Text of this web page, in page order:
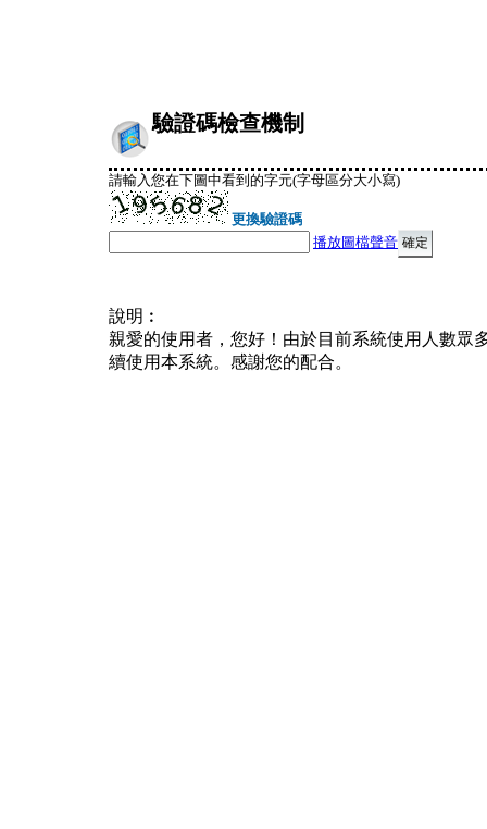
驗證碼檢查機制
請輸入您在下圖中看到的字元(字母區分大小寫)
更換驗證碼
播放圖檔聲音
說明︰
親愛的使用者，您好！由於目前系統使用人數眾
續使用本系統。感謝您的配合。